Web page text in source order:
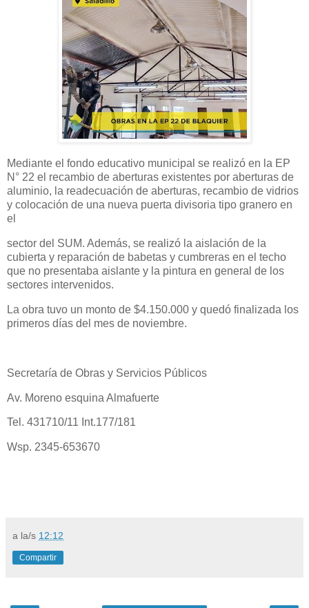
Mediante el fondo educativo municipal se realizó en la EP
N° 22 el recambio de aberturas existentes por aberturas de
aluminio, la readecuación de aberturas, recambio de vidrios
y colocación de una nueva puerta divisoria tipo granero en
el
sector del SUM. Además, se realizó la aislación de la
cubierta y reparación de babetas y cumbreras en el techo
que no presentaba aislante y la pintura en general de los
sectores intervenidos.
La obra tuvo un monto de $4.150.000 y quedó finalizada los
primeros días del mes de noviembre.
Secretaría de Obras y Servicios Públicos
Av. Moreno esquina Almafuerte
Tel. 431710/11 Int.177/181
Wsp. 2345-653670
a la/s 12:12
Compartir